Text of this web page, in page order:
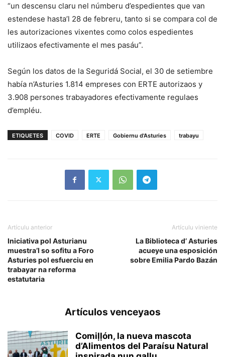
“un descensu claru nel númberu d’espedientes que van
estendese hasta’l 28 de febreru, tanto si se compara col de
les autorizaciones vixentes como colos espedientes
utilizaos efectivamente el mes pasáu”.
Según los datos de la Seguridá Social, el 30 de setiembre
había n’Asturies 1.814 empreses con ERTE autorizaos y
3.908 persones trabayadores efectivamente regulaes
d’empléu.
ETIQUETES COVID ERTE Gobiernu d'Asturies trabayu
Artículu anterior
Iniciativa pol Asturianu
muestra’l so sofitu a Foro
Asturies pol esfuerciu en
trabayar na reforma
estatutaria
Artículu viniente
La Biblioteca d’ Asturies
acueye una esposición
sobre Emilia Pardo Bazán
Artículos venceyaos
Comiḷḷón, la nueva mascota
d’Alimentos del Paraísu Natural